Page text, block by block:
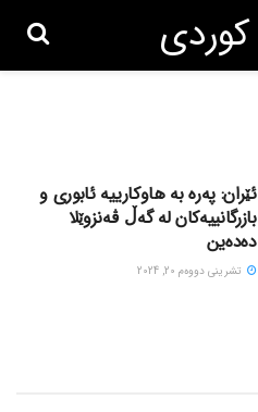
ئێران: پەرە بە هاوکارییە ئابوری و
بازرگانییەکان لە گەڵ ڤەنزوێلا
دەدەین
تشرینی دووه‌م 20, 2024